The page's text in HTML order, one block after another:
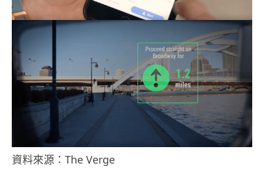
資料來源：The Verge